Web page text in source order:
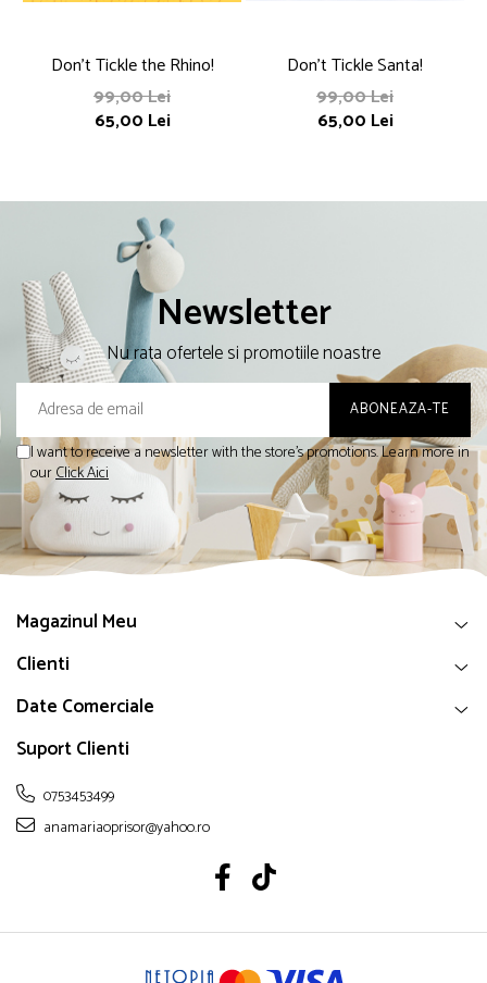
Don't Tickle the Rhino!
99,00 Lei
65,00 Lei
Don't Tickle Santa!
99,00 Lei
65,00 Lei
Newsletter
Nu rata ofertele si promotiile noastre
I want to receive a newsletter with the store's promotions. Learn more in
ourClick Aici
Magazinul Meu
Clienti
Date Comerciale
Suport Clienti
0753453499
anamariaoprisor@yahoo.ro